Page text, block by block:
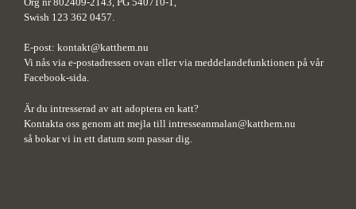
Swish 123 362 0457.
E-post: kontakt@katthem.nu
Vi nås via e-postadressen ovan eller via meddelandefunktionen på vår
Facebook-sida.
Är du intresserad av att adoptera en katt?
Kontakta oss genom att mejla till intresseanmalan@katthem.nu
så bokar vi in ett datum som passar dig.